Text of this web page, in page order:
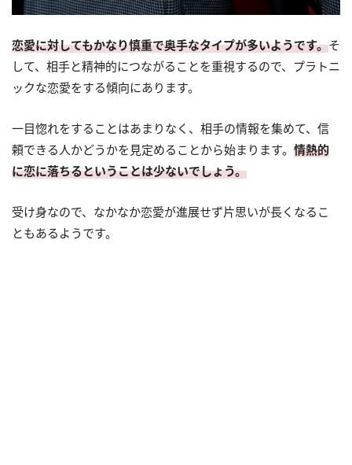
恋愛に対してもかなり慎重で奥手なタイプが多いようです。そ
して、相手と精神的につながることを重視するので、プラトニ
ックな恋愛をする傾向にあります。
一目惚れをすることはあまりなく、相手の情報を集めて、信
頼できる人かどうかを見定めることから始まります。 情熱的
に恋に落ちるということは少ないでしょう。
受け身なので、なかなか恋愛が進展せず片思いが長くなるこ
ともあるようです。